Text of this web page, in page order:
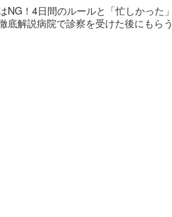
NG！4日間のルールと「忙しかった
底解説病院で診察を受けた後にもら